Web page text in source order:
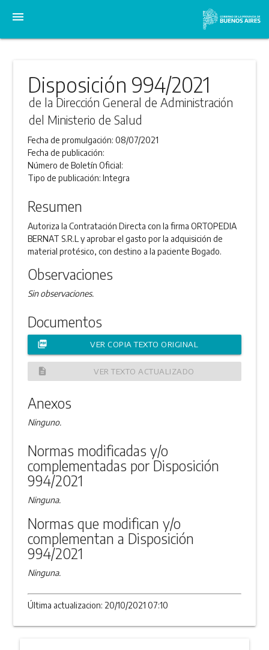
menu
Disposición 994/2021
de la Dirección General de Administración
del Ministerio de Salud
Fecha de promulgación:08/07/2021
Fecha de publicación:
Número de Boletín Oficial:
Tipo de publicación:Integra
Resumen
Autoriza la Contratación Directa con la firma ORTOPEDIA
BERNAT S.R.L y aprobar el gasto por la adquisición de
material protésico, con destino a la paciente Bogado.
Observaciones
Sin observaciones.
Documentos
picture_as_pdf VER COPIA TEXTO ORIGINAL
description VER TEXTO ACTUALIZADO
Anexos
Ninguno.
Normas modificadas y/o
complementadas por Disposición
994/2021
Ninguna.
Normas que modifican y/o
complementan a Disposición
994/2021
Ninguna.
Última actualizacion: 20/10/2021 07:10